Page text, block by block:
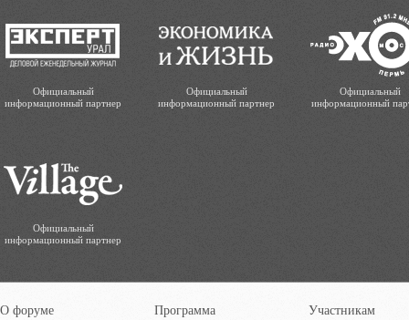
Официальный
информационный партнер
Официальный
информационный партнер
Официальный
информационный
Официальный
информационный партнер
О форуме Программа Участникам